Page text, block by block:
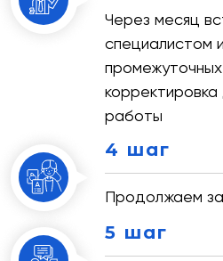
Через месяц
специалистом
работы
4 шаг
Продолжаем
5 шаг